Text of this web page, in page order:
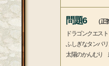
問題6
（
ドラゴンクエス
ふしぎなタンバ
太陽のかんむり